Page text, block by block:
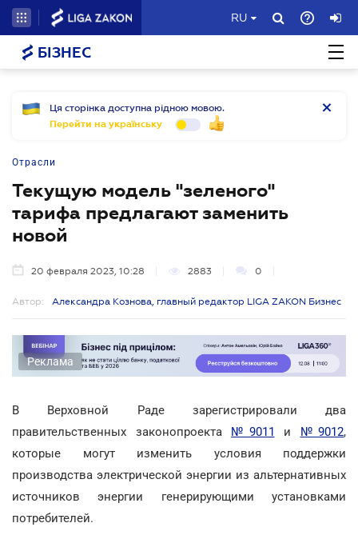
RU
БІЗНЕС
Ця сторінка доступна рідною мовою.
Перейти на українську
Отрасли
Текущую модель "зеленого"
тарифа предлагают заменить
новой
20 февраля 2023, 10:28 2883 0
Автор: Александра Кознова, главный редактор LIGA ZAKON Бизнес
Реклама
В Верховной Раде зарегистрировали два
правительственных законопроекта №9011 и №9012,
которые могут изменить условия поддержки
производства электрической энергии из альтернативных
источников энергии генерирующими установками
потребителей.